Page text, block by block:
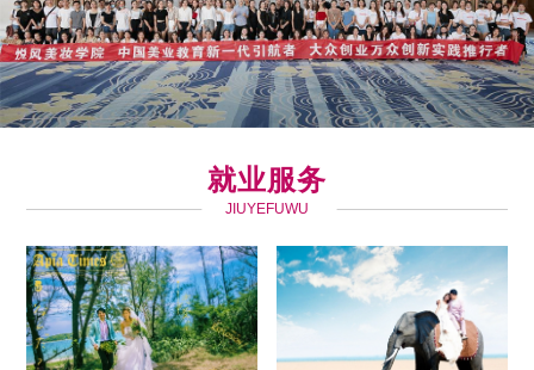
就业服务
JIUYEFUWU